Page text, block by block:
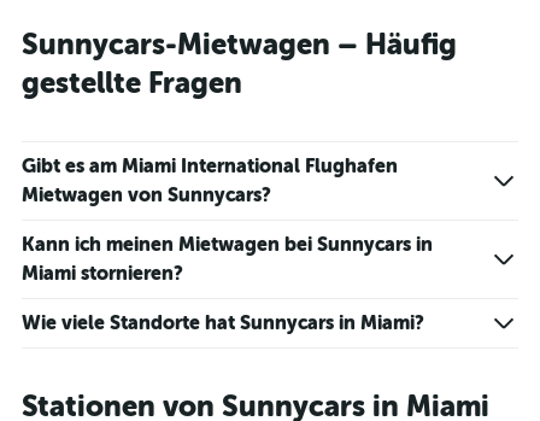
to
75.
Sunnycars-Mietwagen – Häufig
gestellte Fragen
Gibt es am Miami International Flughafen
Mietwagen von Sunnycars?
Kann ich meinen Mietwagen bei Sunnycars in
Miami stornieren?
Wie viele Standorte hat Sunnycars in Miami?
Stationen von Sunnycars in Miami